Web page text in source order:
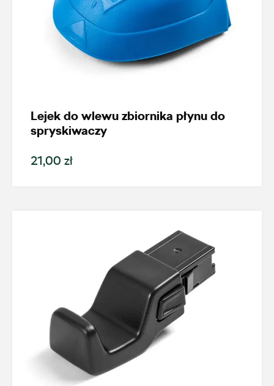
Lejek do wlewu zbiornika płynu do
spryskiwaczy
21,00 zł